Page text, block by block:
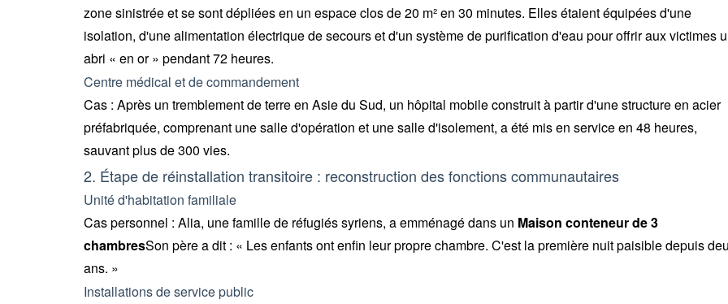
zone sinistrée et se sont dépliées en un espace clos de 20 m² en 30 minutes. Elles étaient équipées d'une
isolation, d'une alimentation électrique de secours et d'un système de purification d'eau pour offrir aux victimes
abri « en or » pendant 72 heures.
Centre médical et de commandement
Cas : Après un tremblement de terre en Asie du Sud, un hôpital mobile construit à partir d'une structure en acier
préfabriquée, comprenant une salle d'opération et une salle d'isolement, a été mis en service en 48 heures,
sauvant plus de 300 vies.
2. Étape de réinstallation transitoire : reconstruction des fonctions communautaires
Unité d'habitation familiale
Cas personnel : Alia, une famille de réfugiés syriens, a emménagé dans un Maison conteneur de 3
chambresSon père a dit : « Les enfants ont enfin leur propre chambre. C'est la première nuit paisible depuis
ans. »
Installations de service public